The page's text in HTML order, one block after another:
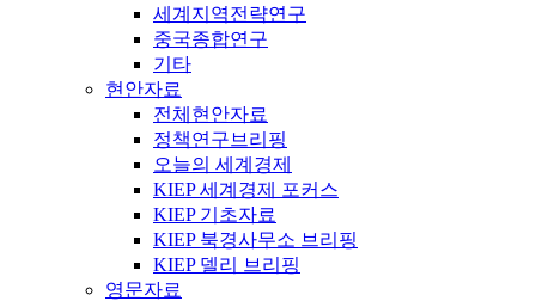
세계지역전략연구
중국종합연구
기타
현안자료
전체현안자료
정책연구브리핑
오늘의 세계경제
KIEP 세계경제 포커스
KIEP 기초자료
KIEP 북경사무소 브리핑
KIEP 델리 브리핑
영문자료